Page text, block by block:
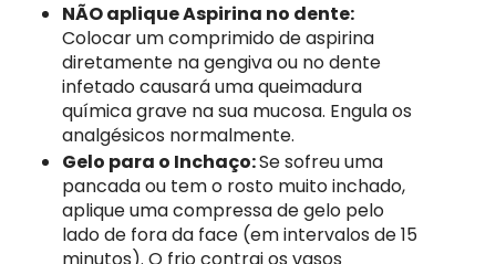
NÃO aplique Aspirina no dente:
Colocar um comprimido de aspirina
diretamente na gengiva ou no dente
infetado causará uma queimadura
química grave na sua mucosa. Engula os
analgésicos normalmente.
Gelo para o Inchaço:Se sofreu uma
pancada ou tem o rosto muito inchado,
aplique uma compressa de gelo pelo
lado de fora da face (em intervalos de 15